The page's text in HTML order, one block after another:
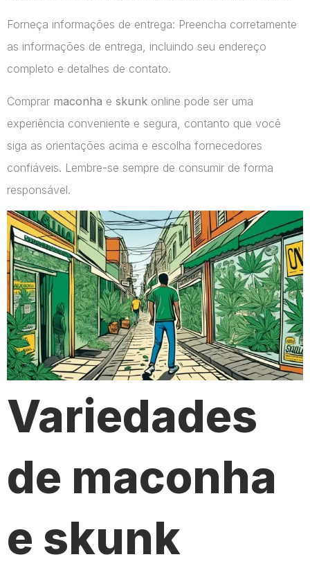
Forneça informações de entrega: Preencha corretamente
as informações de entrega, incluindo seu endereço
completo e detalhes de contato.
Comprar maconha e skunk online pode ser uma
experiência conveniente e segura, contanto que você
siga as orientações acima e escolha fornecedores
confiáveis. Lembre-se sempre de consumir de forma
responsável.
Variedades
de maconha
e skunk